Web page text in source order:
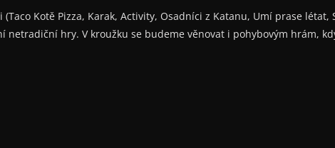
Kotě Pizza, Karak, Activity, Osadníci z Katanu, Umí prase létat,
hry. V kroužku se budeme věnovat i pohybovým hrám,